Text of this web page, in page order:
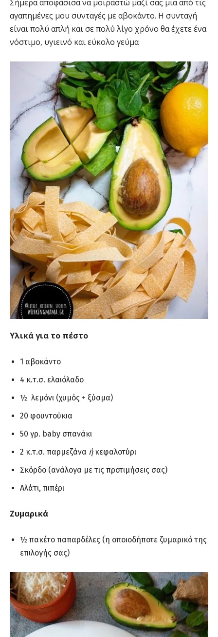
Σήμερα αποφάσισα να μοιραστώ μαζί σας μια από τις
αγαπημένες μου συνταγές με αβοκάντο. Η συνταγή
είναι πολύ απλή και σε πολύ λίγο χρόνο θα έχετε ένα
νόστιμο, υγιεινό και εύκολο γεύμα
Υλικά για το πέστο
1 αβοκάντο
4 κ.τ.σ. ελαιόλαδο
½ λεμόνι (χυμός + ξύσμα)
20 φουντούκια
50 γρ. baby σπανάκι
2 κ.τ.σ. παρμεζάνα ή κεφαλοτύρι
Σκόρδο (ανάλογα με τις προτιμήσεις σας)
Αλάτι, πιπέρι
Ζυμαρικά
½ πακέτο παπαρδέλες (η οποιοδήποτε ζυμαρικό της
επιλογής σας)